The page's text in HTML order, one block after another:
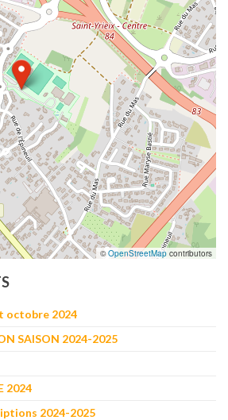
©OpenStreetMap contributors
octobre 2024
SAISON 2024-2025
2024
2024-2025